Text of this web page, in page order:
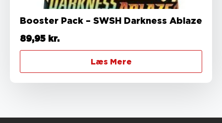
Booster Pack – SWSH Darkness Ablaze
89,95 kr.
Læs Mere